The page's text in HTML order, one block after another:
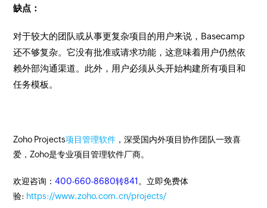
缺点：
对于较大的团队或从事更复杂项目的用户来说，Basecamp
还不够复杂。它没有批准或请求功能，这意味着用户仍然依
赖外部沟通渠道。此外，用户必须从头开始构建所有项目和
任务模板。
Zoho Projects项目管理软件 ，深受国内外项目协作团队一致喜
爱，Zoho是专业项目管理软件厂商。
欢迎咨询：400-660-8680转841 。立即免费体
验: https://www.zoho.com.cn/projects/